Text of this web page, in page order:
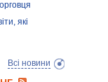
які
Всі новини